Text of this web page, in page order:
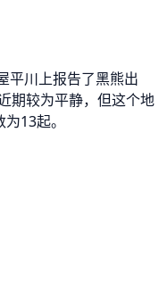
平川上报告了黑熊出
期较为平静，但这个地
13起。